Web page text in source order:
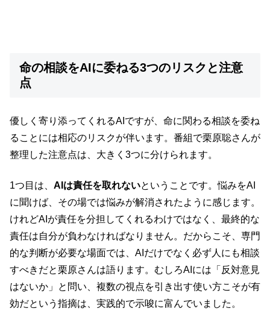
命の相談をAIに委ねる3つのリスクと注意
点
優しく寄り添ってくれるAIですが、命に関わる相談を委ね
ることには相応のリスクが伴います。番組で栗原聡さんが
整理した注意点は、大きく3つに分けられます。
1つ目は、 AIは責任を取れないということです。悩みをAI
に聞けば、その場では悩みが解消されたように感じます。
けれどAIが責任を分担してくれるわけではなく、最終的な
責任は自分が負わなければなりません。だからこそ、専門
的な判断が必要な場面では、AIだけでなく必ず人にも相談
すべきだと栗原さんは語ります。むしろAIには「反対意見
はないか」と問い、複数の視点を引き出す使い方こそが有
効だという指摘は、実践的で示唆に富んでいました。